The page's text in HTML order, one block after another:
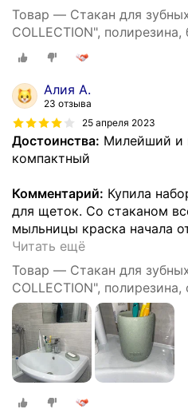
Товар — Стакан для
COLLECTION",
Алия А.
23 отзыва
25 апреля 2023
Достоинства: Милейший и
компактный
Комментарий: Купила
для щеток. Со стаканом
мыльницы краска начала
Читать ещё
Товар — Стакан для
COLLECTION",